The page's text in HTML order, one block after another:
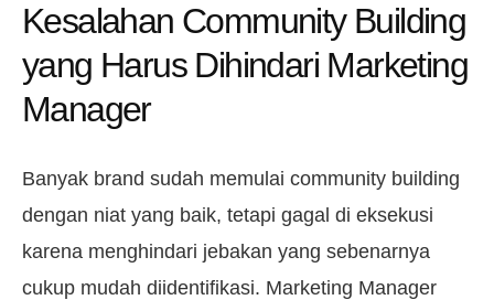
Kesalahan Community Building
yang Harus Dihindari Marketing
Manager
Banyak brand sudah memulai community building
dengan niat yang baik, tetapi gagal di eksekusi
karena menghindari jebakan yang sebenarnya
cukup mudah diidentifikasi. Marketing Manager